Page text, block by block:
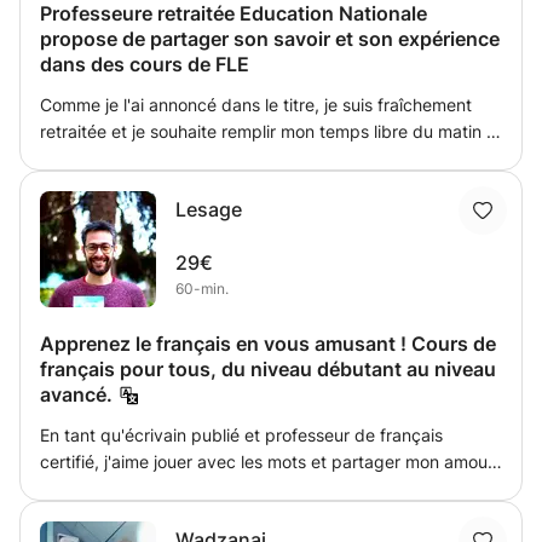
Professeure retraitée Education Nationale
propose de partager son savoir et son expérience
dans des cours de FLE
Comme je l'ai annoncé dans le titre, je suis fraîchement
retraitée et je souhaite remplir mon temps libre du matin et
étudiants, de nouveaux salariés en poste à Nice. J'habite
le quartier du Port, donc en plein centre-ville, et la
richesse culturelle de ce quartier ne pourra que vous
séduire !
Lesage
29€
60-min.
Apprenez le français en vous amusant ! Cours de
français pour tous, du niveau débutant au niveau
avancé.
En tant qu'écrivain publié et professeur de français
certifié, j'aime jouer avec les mots et partager mon amour